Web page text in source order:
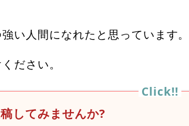
い人間になれたと思っています。
ださい。
してみませんか?